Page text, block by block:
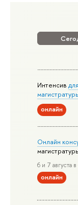
Интенсив
онлайн
Онлайн
6 и 7 августа
онлайн